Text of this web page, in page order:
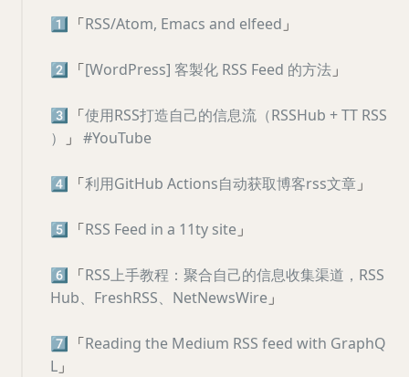
1️⃣ 「RSS/Atom, Emacs and elfeed 」
2️⃣ 「[WordPress] 客製化 RSS Feed 的方法 」
3️⃣ 「使用RSS打造自己的信息流（RSSHub + TT RSS
）
」 #YouTube
4️⃣ 「利用GitHub Actions自动获取博客rss文章 」
5️⃣ 「RSS Feed in a 11ty site 」
6️⃣ 「RSS上手教程：聚合自己的信息收集渠道，RSS
Hub、FreshRSS、NetNewsWire 」
7️⃣ 「Reading the Medium RSS feed with GraphQ
L 」